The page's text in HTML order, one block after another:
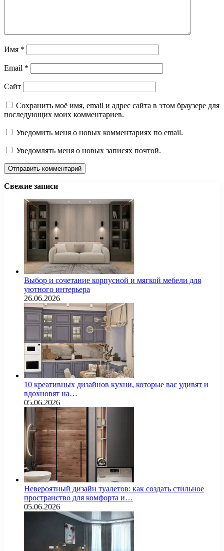
Имя *
Email *
Сайт
Сохранить моё имя, email и адрес сайта в этом браузере для
последующих моих комментариев.
Уведомить меня о новых комментариях по email.
Уведомлять меня о новых записях почтой.
Свежие записи
Выбор и сочетание корпусной и мягкой мебели для
уютного интерьера
26.06.2026
10 креативных дизайнов кухни, которые вас удивят и
вдохновят на…
05.06.2026
Невероятный дизайн туалетов: как создать стильное
пространство для комфорта и…
05.06.2026